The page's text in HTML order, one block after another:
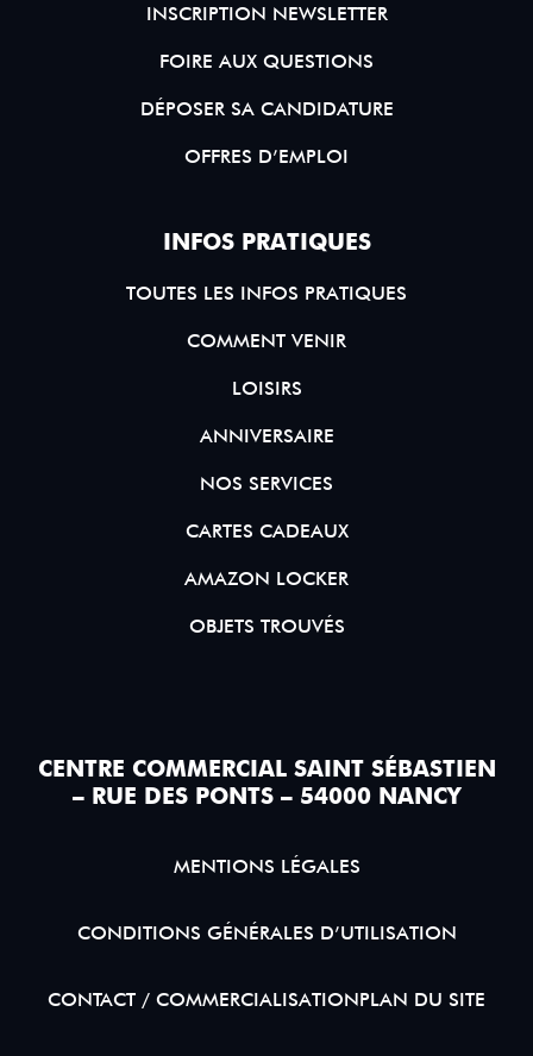
INSCRIPTION NEWSLETTER
FOIRE AUX QUESTIONS
DÉPOSER SA CANDIDATURE
OFFRES D’EMPLOI
INFOS PRATIQUES
TOUTES LES INFOS PRATIQUES
COMMENT VENIR
LOISIRS
ANNIVERSAIRE
NOS SERVICES
CARTES CADEAUX
AMAZON LOCKER
OBJETS TROUVÉS
CENTRE COMMERCIAL SAINT SÉBASTIEN
– RUE DES PONTS – 54000 NANCY
MENTIONS LÉGALES
CONDITIONS GÉNÉRALES D’UTILISATION
CONTACT / COMMERCIALISATIONPLAN DU SITE